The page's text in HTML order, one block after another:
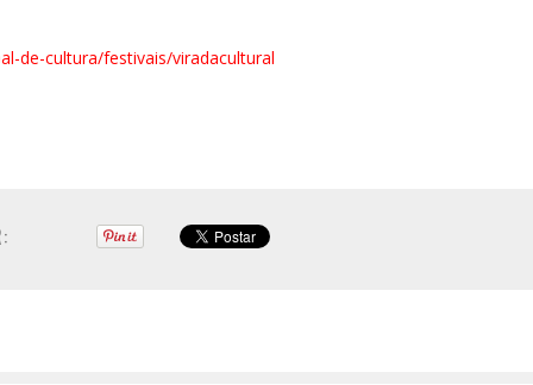
de-cultura/festivais/viradacultural